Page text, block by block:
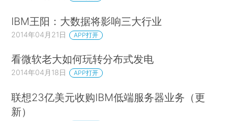
IBM王阳：大数据将影响三大行业
2014年04月21日 APP打开
看微软老大如何玩转分布式发电
2014年04月18日 APP打开
联想23亿美元收购IBM低端服务器业务（更
新）